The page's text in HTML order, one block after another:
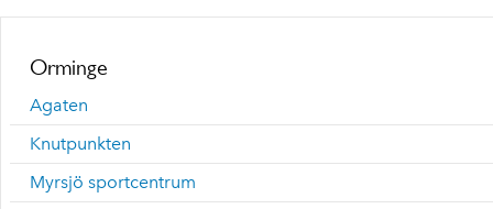
Orminge
Agaten
Knutpunkten
Myrsjö sportcentrum